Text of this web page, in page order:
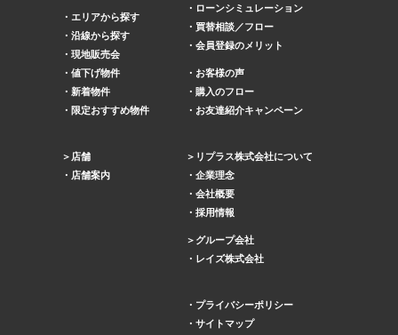
エリアから探す
沿線から探す
現地販売会
値下げ物件
新着物件
限定おすすめ物件
ローンシミュレーション
買替相談／フロー
会員登録のメリット
お客様の声
購入のフロー
お友達紹介キャンペーン
店舗
店舗案内
リプラス株式会社について
企業理念
会社概要
採用情報
グループ会社
レイズ株式会社
プライバシーポリシー
サイトマップ